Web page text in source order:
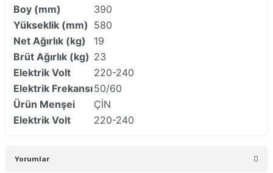
Boy (mm)
390
Yükseklik (mm) 580
Net Ağırlık (kg)
19
Brüt Ağırlık (kg) 23
Elektrik Volt
220-240
Elektrik Frekansı50/60
Ürün Menşei
ÇİN
Elektrik Volt
220-240
Yorumlar